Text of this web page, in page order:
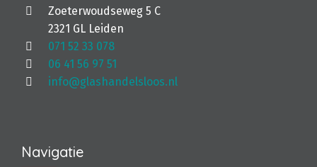
Zoeterwoudseweg 5 C
2321 GL Leiden
071 52 33 078
06 41 56 97 51
info@glashandelsloos.nl
Navigatie